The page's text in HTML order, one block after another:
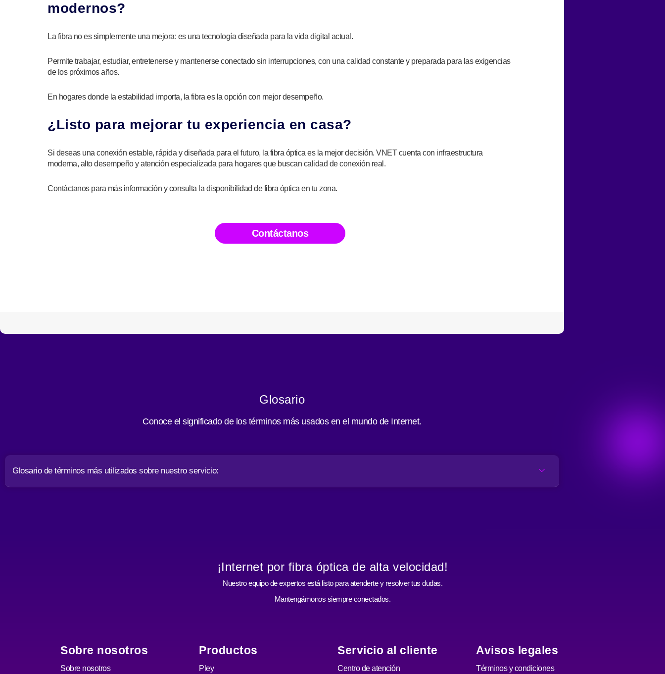
modernos?
La fibra no es simplemente una mejora: es una tecnología diseñada para la vida digital actual.
Permite trabajar, estudiar, entretenerse y mantenerse conectado sin interrupciones, con una calidad constante y preparada para las exigencias
de los próximos años.
En hogares donde la estabilidad importa, la fibra es la opción con mejor desempeño.
¿Listo para mejorar tu experiencia en casa?
Si deseas una conexión estable, rápida y diseñada para el futuro, la fibra óptica es la mejor decisión. VNET cuenta con infraestructura
moderna, alto desempeño y atención especializada para hogares que buscan calidad de conexión real.
Contáctanos para más información y consulta la disponibilidad de fibra óptica en tu zona.
Contáctanos
Glosario
Conoce el significado de los términos más usados en el mundo de Internet.
Glosario de términos más utilizados sobre nuestro servicio:
¡Internet por fibra óptica de alta velocidad!
Nuestro equipo de expertos está listo para atenderte y resolver tus dudas.
Mantengámonos siempre conectados.
Sobre nosotros
Sobre nosotros
Productos
Pley
Servicio al cliente
Centro de atención
Avisos legales
Términos y condiciones